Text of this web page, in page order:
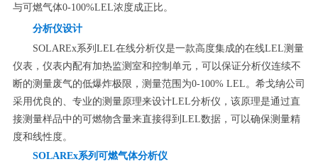
与可燃气体0-100%LEL浓度成正比。
分析仪设计
SOLAREx系列LEL在线分析仪是一款高度集成的在线LEL测量
仪表，仪表内配有加热监测室和控制单元，可以保证分析仪连续不
断的测量废气的低爆炸极限，测量范围为0-100% LEL。希戈纳公司
采用优良的、专业的测量原理来设计LEL分析仪，该原理是通过直
接测量样品中的可燃物含量来直接得到LEL数据，可以确保测量精
度和线性度。
SOLAREx系列可燃气体分析仪